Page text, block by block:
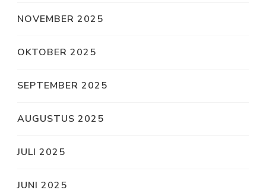
NOVEMBER 2025
OKTOBER 2025
SEPTEMBER 2025
AUGUSTUS 2025
JULI 2025
JUNI 2025